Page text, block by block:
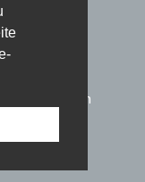
bürgerlichen